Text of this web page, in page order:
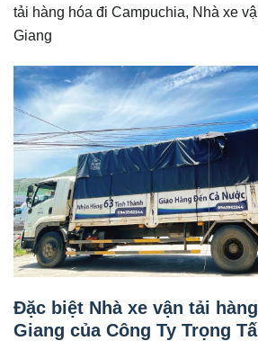
tải hàng hóa đi Campuchia, Nhà xe
Giang
Đặc biệt Nhà xe vận tải
Giang của Công Ty Trọng